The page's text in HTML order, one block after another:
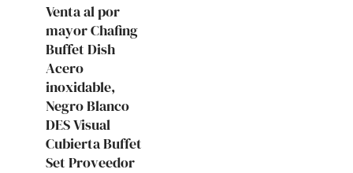
Venta al por
mayor Chafing
Buffet Dish
Acero
inoxidable,
Negro Blanco
DES Visual
Cubierta Buffet
Set Proveedor